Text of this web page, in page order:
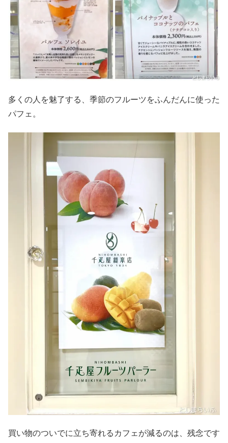
多くの人を魅了する、季節のフルーツをふんだんに使った
パフェ。
買い物のついでに立ち寄れるカフェが減るのは、残念です